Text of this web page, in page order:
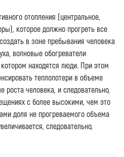
отопления (центральное,
которое должно прогреть все
в зоне пребывания человека
волновые обогреватели
находятся люди. При этом
теплопотери в объеме
человека, и следовательно,
с более высокими, чем это
доля не прогреваемого объема
следовательно,